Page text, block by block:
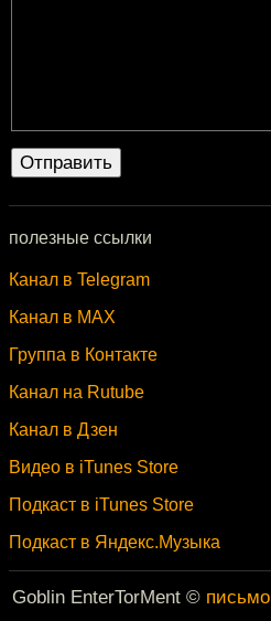
полезные ссылки
Канал в Telegram
Канал в MAX
Группа в Контакте
Канал на Rutube
Канал в Дзен
Видео в iTunes Store
Подкаст в iTunes Store
Подкаст в Яндекс.Музыка
Goblin EnterTorMent © письмо